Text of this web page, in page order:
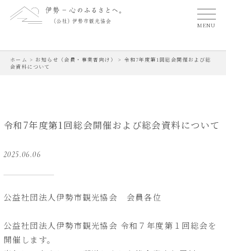
MENU
ホーム >お知らせ（会員・事業者向け） > 令和7年度第1回総会開催および総
会資料について
令和7年度第1回総会開催および総会資料について
2025.06.06
公益社団法人伊勢市観光協会 会員各位
公益社団法人伊勢市観光協会 令和７年度第１回総会を
開催します。